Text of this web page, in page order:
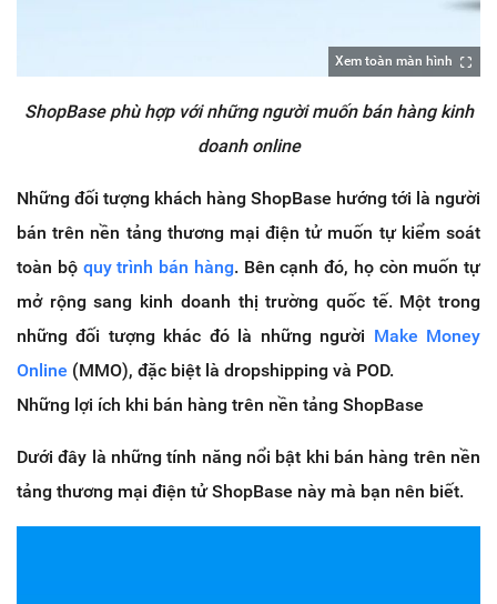
Xem toàn màn hình
ShopBase phù hợp với những người muốn bán hàng kinh
doanh online
Những đối tượng khách hàng ShopBase hướng tới là người
bán trên nền tảng thương mại điện tử muốn tự kiểm soát
toàn bộ quy trình bán hàng. Bên cạnh đó, họ còn muốn tự
mở rộng sang kinh doanh thị trường quốc tế. Một trong
những đối tượng khác đó là những người Make Money
Online (MMO), đặc biệt là dropshipping và POD.
Những lợi ích khi bán hàng trên nền tảng ShopBase
Dưới đây là những tính năng nổi bật khi bán hàng trên nền
tảng thương mại điện tử ShopBase này mà bạn nên biết.